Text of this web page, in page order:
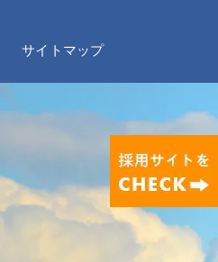
サイトマップ